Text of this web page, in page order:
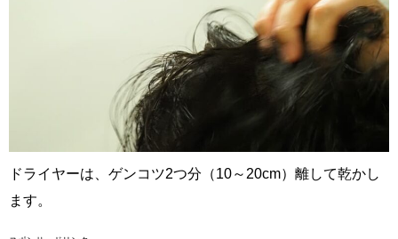
ドライヤーは、ゲンコツ2つ分（10～20cm）離して乾かし
ます。